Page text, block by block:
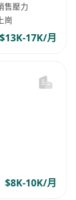
售壓力
崗
$13K-17K/月
$8K-10K/月